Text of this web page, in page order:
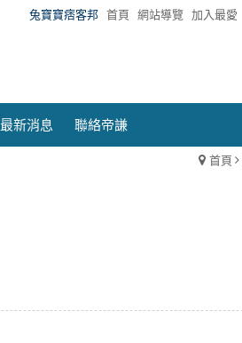
兔寶寶痞客邦 首頁 網站導覽 加入最愛
最新消息 聯絡帝謙
首頁